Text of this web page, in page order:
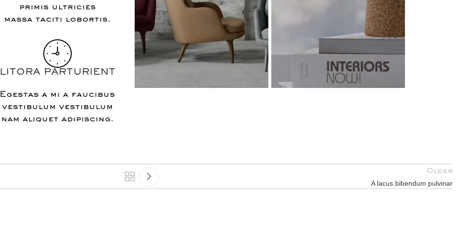
primis ultricies
massa taciti lobortis.
LITORA PARTURIENT
Egestas a mi a faucibus
vestibulum vestibulum
nam aliquet adipiscing.
Older
A lacus bibendum pulvinar